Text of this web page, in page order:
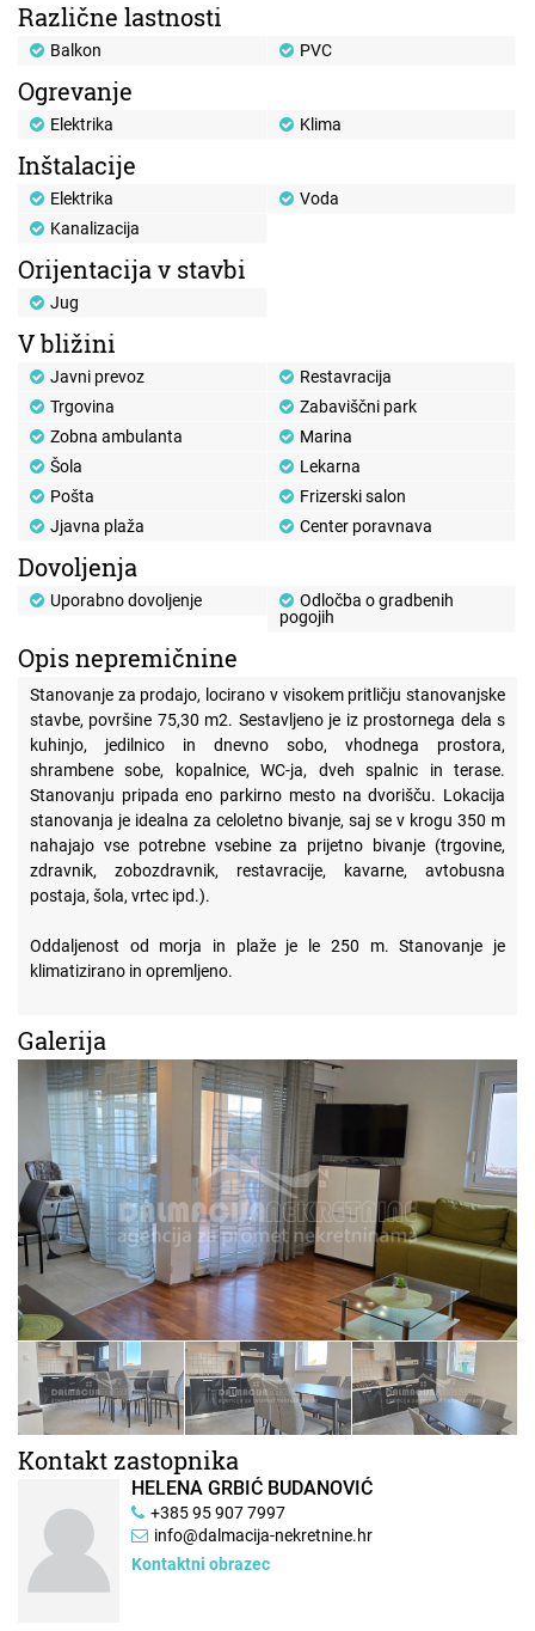
Različne lastnosti
Balkon PVC
Ogrevanje
Elektrika Klima
Inštalacije
Elektrika
Voda
Kanalizacija
Orijentacija v stavbi
Jug
V bližini
Javni prevoz
Restavracija
Trgovina
Zabaviščni park
Zobna ambulanta
Marina
Šola
Lekarna
Pošta
Frizerski salon
Jjavna plaža
Center poravnava
Dovoljenja
Uporabno dovoljenje
Odločba o gradbenih
pogojih
Opis nepremičnine
Stanovanje za prodajo, locirano v visokem pritličju stanovanjske
stavbe, površine 75,30 m2. Sestavljeno je iz prostornega dela s
kuhinjo, jedilnico in dnevno sobo, vhodnega prostora,
shrambene sobe, kopalnice, WC-ja, dveh spalnic in terase.
Stanovanju pripada eno parkirno mesto na dvorišču. Lokacija
stanovanja je idealna za celoletno bivanje, saj se v krogu 350 m
nahajajo vse potrebne vsebine za prijetno bivanje (trgovine,
zdravnik, zobozdravnik, restavracije, kavarne, avtobusna
postaja, šola, vrtec ipd.).
Oddaljenost od morja in plaže je le 250 m. Stanovanje je
klimatizirano in opremljeno.
Galerija
Kontakt zastopnika
HELENA GRBIĆ BUDANOVIĆ
+385 95 907 7997
info@dalmacija-nekretnine.hr
Kontaktni obrazec